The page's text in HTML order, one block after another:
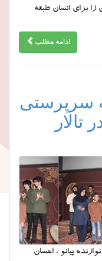
برای انسان طبقه
ادامه مطلب
سرپرستی
تالار
پیانو ، احسان